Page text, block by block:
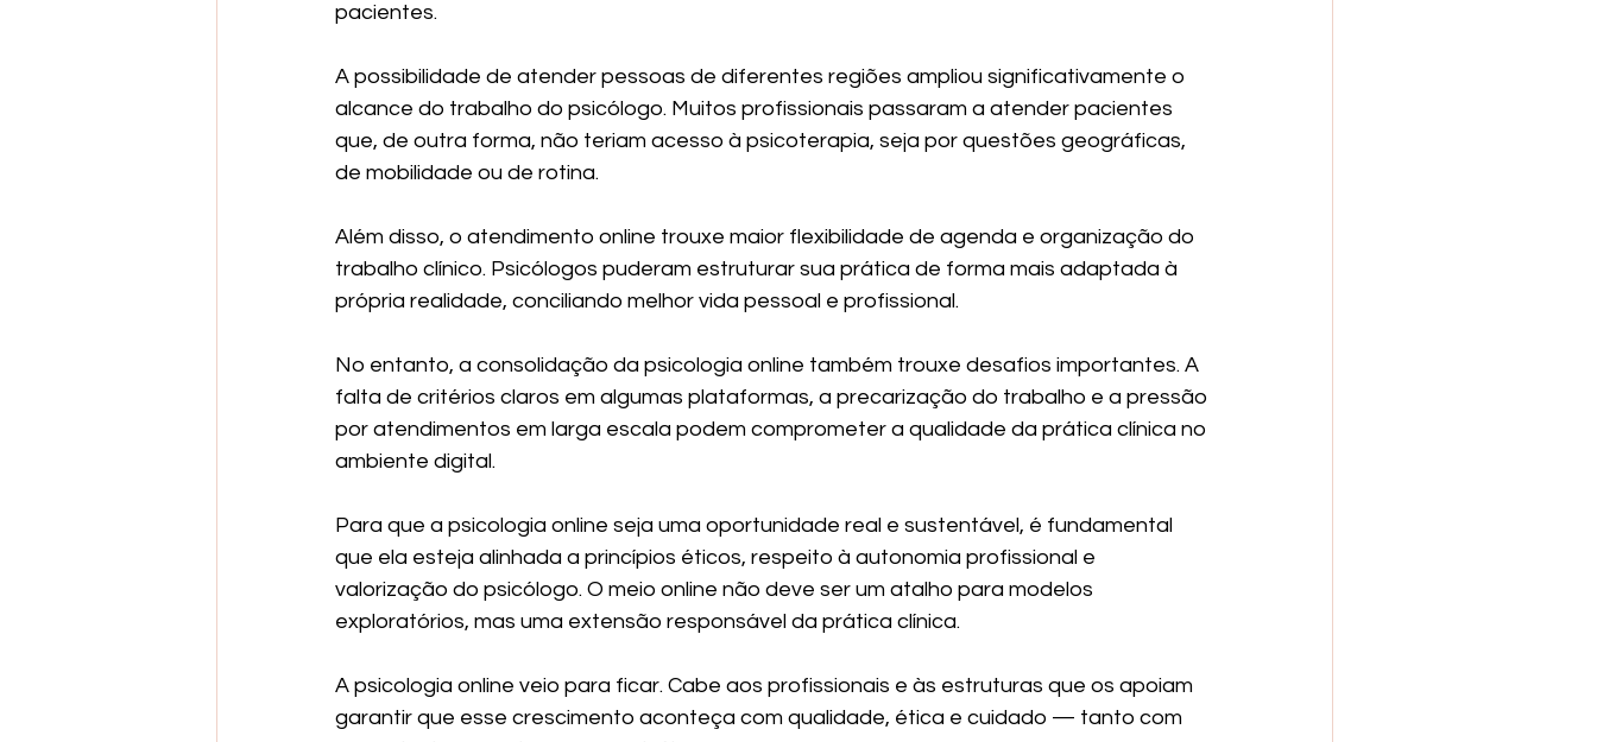
pacientes.
A possibilidade de atender pessoas de diferentes regiões ampliou significativamente o
alcance do trabalho do psicólogo. Muitos profissionais passaram a atender pacientes
que, de outra forma, não teriam acesso à psicoterapia, seja por questões geográficas,
de mobilidade ou de rotina.
Além disso, o atendimento online trouxe maior flexibilidade de agenda e organização do
trabalho clínico. Psicólogos puderam estruturar sua prática de forma mais adaptada à
própria realidade, conciliando melhor vida pessoal e profissional.
No entanto, a consolidação da psicologia online também trouxe desafios importantes. A
falta de critérios claros em algumas plataformas, a precarização do trabalho e a pressão
por atendimentos em larga escala podem comprometer a qualidade da prática clínica no
ambiente digital.
Para que a psicologia online seja uma oportunidade real e sustentável, é fundamental
que ela esteja alinhada a princípios éticos, respeito à autonomia profissional e
valorização do psicólogo. O meio online não deve ser um atalho para modelos
exploratórios, mas uma extensão responsável da prática clínica.
A psicologia online veio para ficar. Cabe aos profissionais e às estruturas que os apoiam
garantir que esse crescimento aconteça com qualidade, ética e cuidado — tanto com